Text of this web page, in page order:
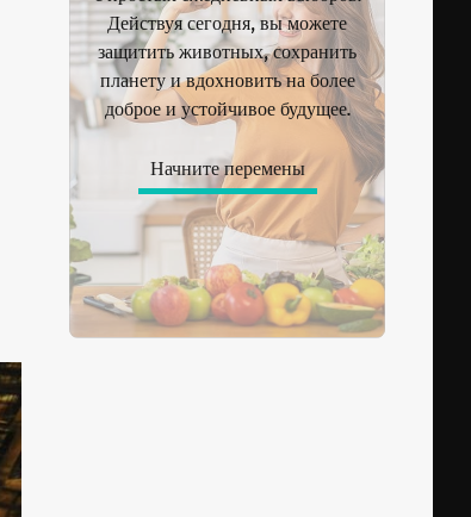
Действуя сегодня, вы можете
защитить животных, сохранить
планету и вдохновить на более
доброе и устойчивое будущее.
Начните перемены